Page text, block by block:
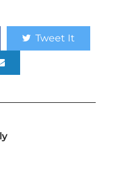
Tweet It